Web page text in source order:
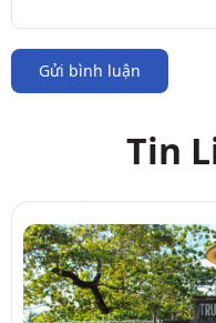
Gửi bình luận
Tin